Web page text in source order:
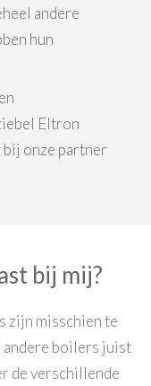
andere
hun
Eltron
bij onze partner
bij mij?
zijn misschien te
boilers juist
de verschillende